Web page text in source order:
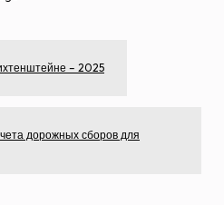
– 2025
дорожных сборов для